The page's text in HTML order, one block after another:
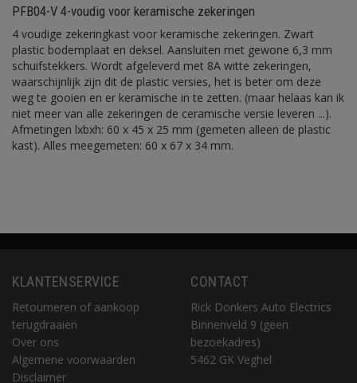
PFB04-V 4-voudig voor keramische zekeringen
4 voudige zekeringkast voor keramische zekeringen. Zwart
plastic bodemplaat en deksel. Aansluiten met gewone 6,3 mm
schuifstekkers. Wordt afgeleverd met 8A witte zekeringen,
waarschijnlijk zijn dit de plastic versies, het is beter om deze
weg te gooien en er keramische in te zetten. (maar helaas kan ik
niet meer van alle zekeringen de ceramische versie leveren ...).
Afmetingen lxbxh: 60 x 45 x 25 mm (gemeten alleen de plastic
kast). Alles meegemeten: 60 x 67 x 34 mm.
KLANTENSERVICE
Retourneren of aankoop
terugdraaien
Over ons
Algemene voorwaarden
Disclaimer
CONTACT
Rick Donkers Auto Electrics
Binnenveld 9 (geen
bezoekadres)
5462 GK Veghel